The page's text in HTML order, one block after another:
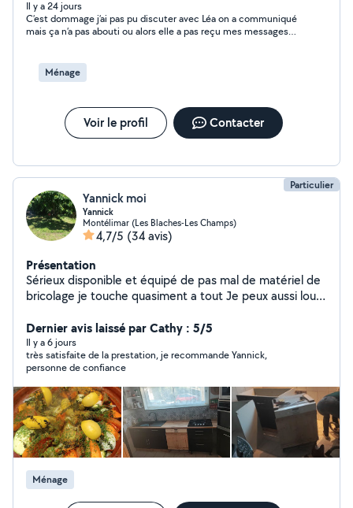
besoins pour vous simplifier la vie au quotidien.
Intervention sur Montélimar
Il y a 24 jours
C’est dommage j’ai pas pu discuter avec Léa on a communiqué
mais ça n’a pas abouti ou alors elle a pas reçu mes messages
Ménage
Voir le profil Contacter
Particulier
Yannick moi
Yannick
Montélimar (Les Blaches-Les Champs)
4,7/5 (34 avis)
Présentation
Sérieux disponible et équipé de pas mal de matériel de
bricolage je touche quasiment a tout Je peux aussi louer
perfo .... ) Passionné aussi de cuisine si vous souhaitez
une paella a domicile ou un cochon a la broche j'ai tout
ce qu'il faut. ( Et bien d'autres choses ) Je suis aussi
équipé pour vos nettoyage de canapé, tapis, matelas,
siège voiture ...
Dernier avis laissé par Cathy : 5/5
Il y a 6 jours
très satisfaite de la prestation, je recommande Yannick,
personne de confiance
Ménage